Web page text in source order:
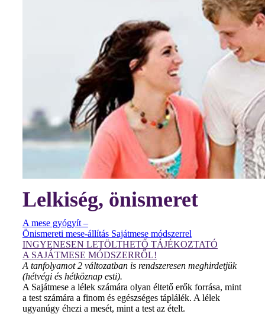
Lelkiség, önismeret
A mese gyógyít –
Önismereti mese-állítás Sajátmese módszerrel
INGYENESEN LETÖLTHETŐ TÁJÉKOZTATÓ
A SAJÁTMESE MÓDSZERRŐL!
A tanfolyamot 2 változatban is rendszeresen meghirdetjük
(hétvégi és hétköznap esti).
A Sajátmese a lélek számára olyan éltető erők forrása, mint
a test számára a finom és egészséges táplálék. A lélek
ugyanúgy éhezi a mesét, mint a test az ételt.